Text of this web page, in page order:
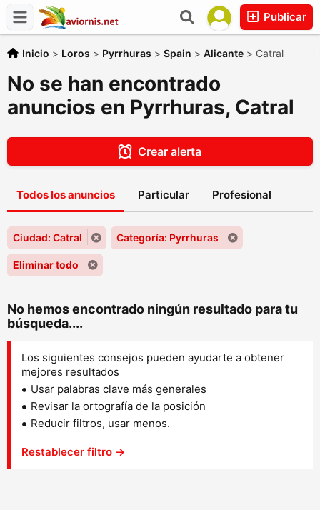
Publicar
Inicio > Loros > Pyrrhuras > Spain > Alicante > Catral
No se han encontrado
anuncios en Pyrrhuras, Catral
Crear alerta
Todos los anuncios Particular Profesional
Ciudad: Catral Categoría: Pyrrhuras
Eliminar todo
No hemos encontrado ningún resultado para tu
búsqueda....
Los siguientes consejos pueden ayudarte a obtener
mejores resultados
Usar palabras clave más generales
Revisar la ortografía de la posición
Reducir filtros, usar menos.
Restablecer filtro →